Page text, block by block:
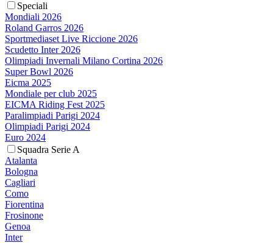
Speciali
Mondiali 2026
Roland Garros 2026
Sportmediaset Live Riccione 2026
Scudetto Inter 2026
Olimpiadi Invernali Milano Cortina 2026
Super Bowl 2026
Eicma 2025
Mondiale per club 2025
EICMA Riding Fest 2025
Paralimpiadi Parigi 2024
Olimpiadi Parigi 2024
Euro 2024
Squadra Serie A
Atalanta
Bologna
Cagliari
Como
Fiorentina
Frosinone
Genoa
Inter